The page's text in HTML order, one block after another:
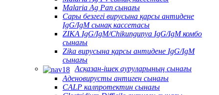
Malaria Ag Pan сынағы
Сары безгегі вирусына қарсы антидене
IgG/IgM сынақ кассетасы
ZIKA IgG/IgM/Chikungunya IgG/IgM комбо
сынағы
Zika вирусына қарсы антидене IgG/IgM
сынағы
Асқазан-ішек ауруларының сынағы
Аденовирусты антиген сынағы
CALP калпротектин сынағы